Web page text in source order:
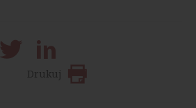
Drukuj